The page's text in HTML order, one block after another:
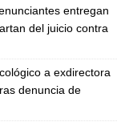
entregan
del juicio contra
a exdirectora
denuncia de